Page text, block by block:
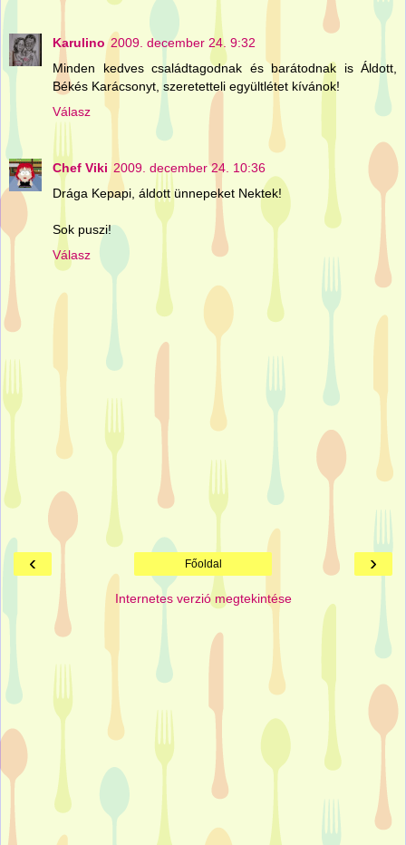
Karulino 2009. december 24. 9:32
Minden kedves családtagodnak és barátodnak is Áldott,
Békés Karácsonyt, szeretetteli együltlétet kívánok!
Válasz
Chef Viki 2009. december 24. 10:36
Drága Kepapi, áldott ünnepeket Nektek!
Sok puszi!
Válasz
‹ ›
Főoldal
Internetes verzió megtekintése